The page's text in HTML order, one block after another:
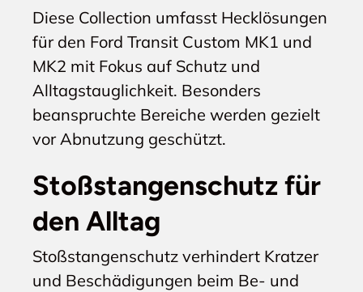
Diese Collection umfasst Hecklösungen
für den Ford Transit Custom MK1 und
MK2 mit Fokus auf Schutz und
Alltagstauglichkeit. Besonders
beanspruchte Bereiche werden gezielt
vor Abnutzung geschützt.
Stoßstangenschutz für
den Alltag
Stoßstangenschutz verhindert Kratzer
und Beschädigungen beim Be- und